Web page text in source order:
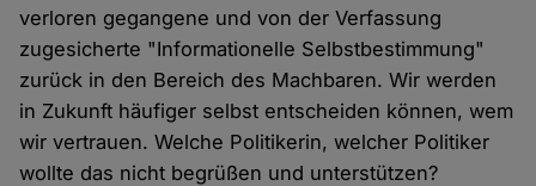
verloren gegangene und von der Verfassung
zugesicherte "Informationelle Selbstbestimmung"
zurück in den Bereich des Machbaren. Wir werden
in Zukunft häufiger selbst entscheiden können, wem
wir vertrauen. Welche Politikerin, welcher Politiker
wollte das nicht begrüßen und unterstützen?